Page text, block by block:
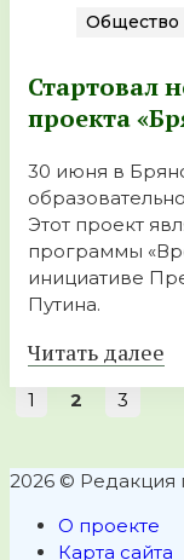
Общество
Стартовал
проекта
30 июня в
Этот проект
программы
инициативе
Путина.
Читать далее
1 2 3
2026 © Редакция
О проекте
Карта сайта